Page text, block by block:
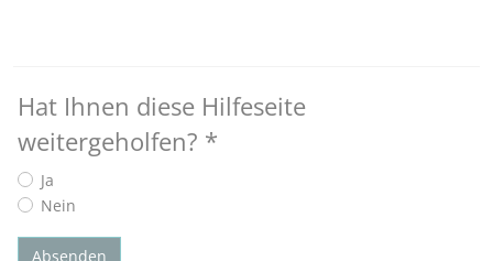
Hat Ihnen diese Hilfeseite
weitergeholfen? *
Ja
Nein
Absenden